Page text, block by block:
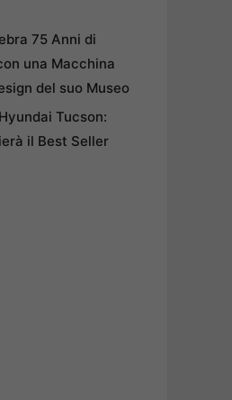
75 Anni di
una Macchina
del suo Museo
Tucson:
il Best Seller